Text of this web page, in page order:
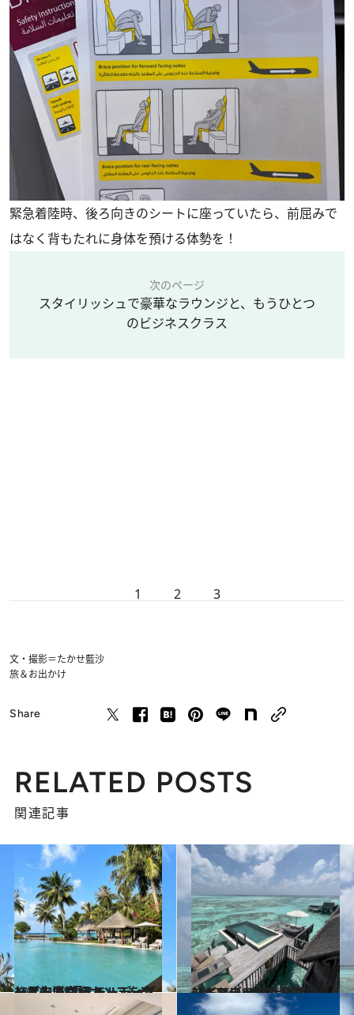
緊急着陸時、後ろ向きのシートに座っていたら、前屈みで
はなく背もたれに身体を預ける体勢を！
次のページ
スタイリッシュで豪華なラウンジと、もうひとつ
のビジネスクラス
1 2 3
文・撮影＝たかせ藍沙
旅＆お出かけ
Share
RELATED POSTS
関連記事
2022.4.18
一足先にヴァカンスを楽しむ人で満杯 モルディブリゾート 「フォーシーズンズ」滞在記
旅＆お出かけ 2022.6.21
【モルディブ】全室ラグジュアリー 水上ヴィラ「ギリ・ランカンフシ」
旅＆お出かけ